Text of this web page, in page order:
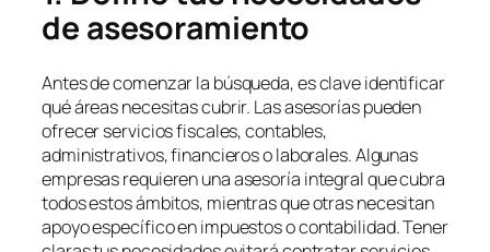
de asesoramiento
Antes de comenzar la búsqueda, es clave identificar
qué áreas necesitas cubrir. Las asesorías pueden
ofrecer servicios fiscales, contables,
administrativos, financieros o laborales. Algunas
empresas requieren una asesoría integral que cubra
todos estos ámbitos, mientras que otras necesitan
apoyo específico en impuestos o contabilidad. Tener